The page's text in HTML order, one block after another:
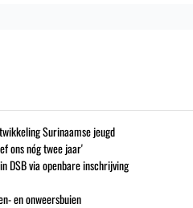
Surinaamse jeugd
ons nóg twee jaar'
DSB via openbare inschrijving
en onweersbuien